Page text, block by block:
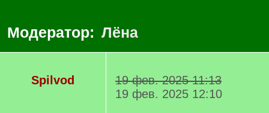
Модератор: Лёна
Spilvod
19 фев. 2025 11:13
19 фев. 2025 12:10